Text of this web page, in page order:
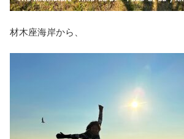
材木座海岸から、